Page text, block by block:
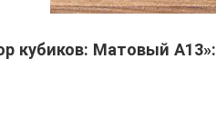
кубиков: Матовый А13»: